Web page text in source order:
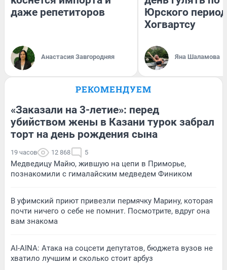
даже репетиторов
Анастасия Завгородняя
Юрского
Хогвартсу
Яна Шаламова
РЕКОМЕНДУЕМ
«Заказали на 3-летие»: перед
убийством жены в Казани турок забрал
торт на день рождения сына
19 часов 12 868 5
Медведицу Майю, жившую на цепи в Приморье,
познакомили с гималайским медведем Фиником
В уфимский приют привезли пермячку Марину, которая
почти ничего о себе не помнит. Посмотрите, вдруг она
вам знакома
AI-AINA: Атака на соцсети депутатов, бюджета вузов не
хватило лучшим и сколько стоит арбуз